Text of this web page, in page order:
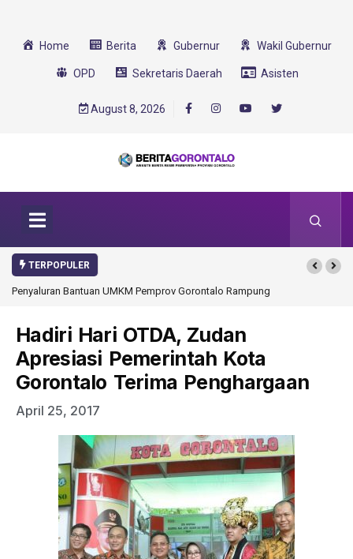
Home Berita Gubernur Wakil Gubernur
OPD Sekretaris Daerah Asisten
August 8, 2026
TERPOPULER
Gorontalo RampungGorontalo Ikut Dukung Program SMA Unggul
Hadiri Hari OTDA, Zudan
Apresiasi Pemerintah Kota
Gorontalo Terima Penghargaan
April 25, 2017